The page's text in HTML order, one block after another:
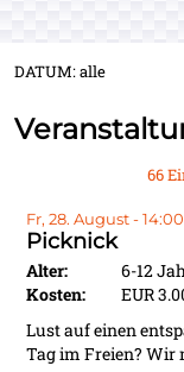
DATUM: alle
66
Fr, 28. August -
Picknick
Alter:
6-12
Kosten:
EUR
Lust auf einen
Tag im Freien? Wir